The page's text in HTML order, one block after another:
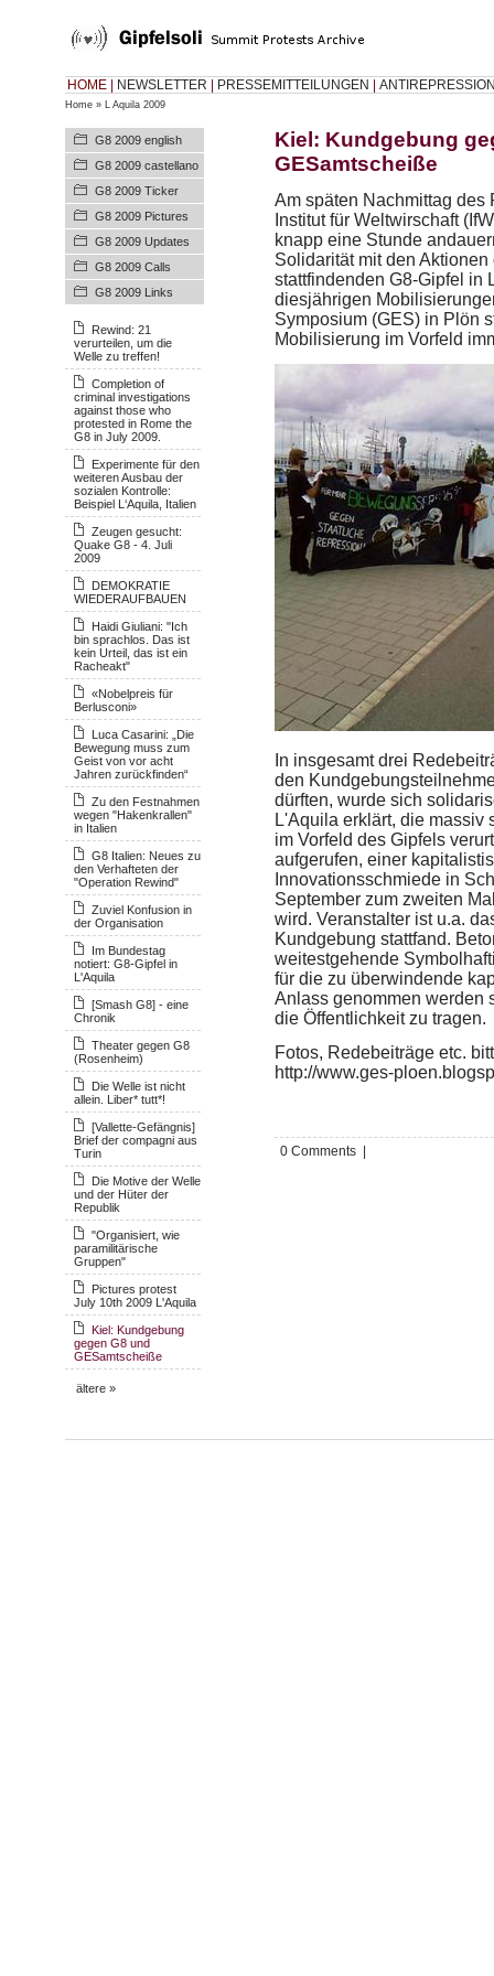
HOME NEWSLETTER PRESSEMITTEILUNGEN
Home » L Aquila 2009
G8 2009 english
G8 2009 castellano
G8 2009 Ticker
G8 2009 Pictures
G8 2009 Updates
G8 2009 Calls
G8 2009 Links
Rewind: 21
verurteilen, um die
Welle zu treffen!
Completion of
criminal investigations
against those who
protested in Rome the
G8 in July 2009.
Experimente für den
weiteren Ausbau der
sozialen Kontrolle:
Beispiel L‘Aquila, Italien
Zeugen gesucht:
Quake G8 - 4. Juli
2009
DEMOKRATIE
WIEDERAUFBAUEN
Haidi Giuliani: "Ich
bin sprachlos. Das ist
kein Urteil, das ist ein
Racheakt"
«Nobelpreis für
Berlusconi»
Luca Casarini: „Die
Bewegung muss zum
Geist von vor acht
Jahren zurückfinden“
Zu den Festnahmen
wegen "Hakenkrallen"
in Italien
G8 Italien: Neues zu
den Verhafteten der
"Operation Rewind"
Zuviel Konfusion in
der Organisation
Im Bundestag
notiert: G8-Gipfel in
L'Aquila
[Smash G8] - eine
Chronik
Theater gegen G8
(Rosenheim)
Die Welle ist nicht
allein. Liber* tutt*!
[Vallette-Gefängnis]
Brief der compagni aus
Turin
Die Motive der Welle
und der Hüter der
Republik
"Organisiert, wie
paramilitärische
Gruppen"
Pictures protest
July 10th 2009 L'Aquila
Kiel: Kundgebung
gegen G8 und
GESamtscheiße
ältere »
Kiel: Kundgebung
GESamtscheiße
Am späten Nachmittag des
Institut für Weltwirschaft
knapp eine Stunde
Solidarität mit den
stattfindenden G8-Gipfel in
diesjährigen
Symposium (GES) in Plön
Mobilisierung im Vorfeld
In insgesamt drei
den
dürften, wurde sich
L'Aquila erklärt, die massiv
im Vorfeld des Gipfels
aufgerufen, einer
Innovationsschmiede in
September zum zweiten
wird. Veranstalter ist u.a.
Kundgebung stattfand.
weitestgehende
für die zu überwindende
Anlass genommen werden
die Öffentlichkeit zu tragen.
Fotos, Redebeiträge etc.
http://www.ges-
0 Comments |